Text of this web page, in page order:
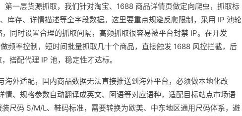
第一层货源抓取，我们针对淘宝、1688 商品详情页做定向爬虫，抓取标
库存、详情描述等全字段数据。这里要重点规避反爬限制，采用 IP 池轮
同时设置合理的抓取间隔，高频抓取很容易被平台封禁 IP。在开发
频率控制，短时间批量抓取几十个商品，直接触发 1688 风控拦截，后
搭配代理 IP 池，稳定性才达标。
海外适配，国内商品数据无法直接推送到海外平台，必须做本地化改
情、规格参数自动翻译成英文、阿语等对应语种，适配目标站点市场语
尺码 S/M/L、鞋码标准，需要转换为欧美、中东地区通用尺码体系，避